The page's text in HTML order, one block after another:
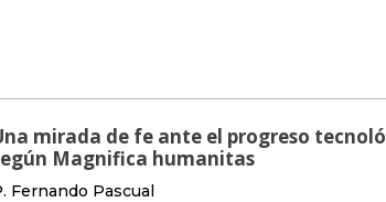
mirada de fe ante el progreso
Magnifica humanitas
Fernando Pascual